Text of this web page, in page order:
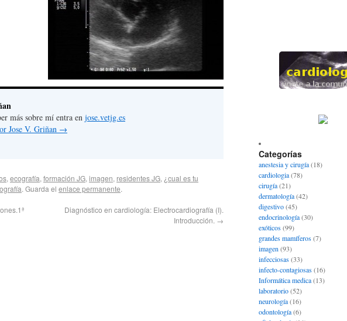
más sobre mí entra en jose.vetjg.es
Jose V. Griñan →
,ecografía,formación JG,imagen, residentes JG, ¿cual es tu
. Guarda el enlace permanente.
Diagnóstico en cardiología: Electrocardiografía (I).
Introducción. →
Categorías
anestesia y cirugía(18)
cardiologia(78)
cirugía(21)
dermatología(42)
digestivo(45)
endocrinología(30)
exóticos(99)
grandes mamíferos(7)
imagen (93)
infecciosas(33)
infecto-contagiosas(16)
Informática medica(13)
laboratorio(52)
neurología(16)
odontología(6)